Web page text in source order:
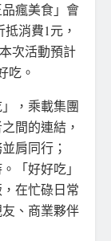
瘋美食」會
消費1元，
次活動預計
吃。
，乘載集團
間的連結，
肩同行；
「好好吃」
在忙碌日常
、商業夥伴